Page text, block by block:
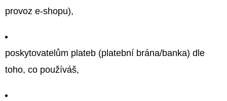
provoz e-shopu),
poskytovatelům plateb (platební brána/banka) dle
toho, co používáš,